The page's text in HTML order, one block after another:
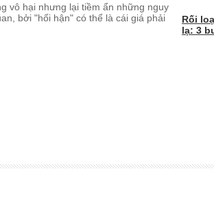
vô hại nhưng lại tiềm ẩn những nguy
bởi "hối hận" có thể là cái giá phải
Rối
lạ: 3